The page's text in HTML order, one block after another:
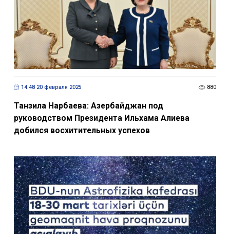
14:48 20 февраля 2025 880
Танзила Нарбаева: Азербайджан под
руководством Президента Ильхама Алиева
добился восхитительных успехов